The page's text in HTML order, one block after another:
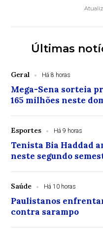
Últimas
Geral Há 8 horas
Mega-Sena sorteia
165 milhões neste
Esportes Há 9 horas
Tenista Bia Haddad
neste segundo
Saúde Há 10 horas
Paulistanos
contra sarampo